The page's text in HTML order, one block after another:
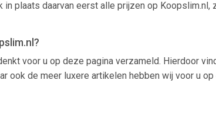
plaats daarvan eerst alle prijzen op
voor u op deze pagina verzameld. Hierdoor
ook de meer luxere artikelen hebben wij voor u